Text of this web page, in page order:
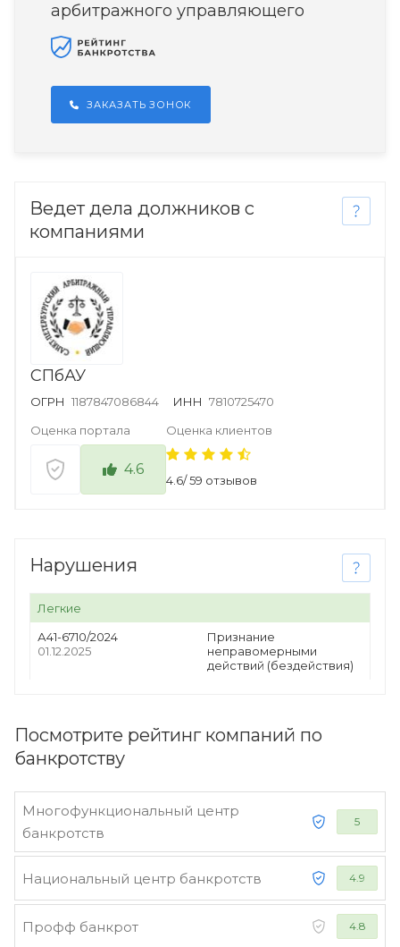
арбитражного управляющего
ЗАКАЗАТЬ ЗОНОК
Ведет дела должников с
компаниями
СПбАУ
ОГРН 1187847086844 ИНН 7810725470
Оценка портала
4.6
Оценка клиентов
4.6/59 отзывов
Нарушения
Легкие
А41-6710/2024
01.12.2025
Признание
неправомерными
действий (бездействия)
Посмотрите рейтинг компаний по
банкротству
Многофункциональный центр
банкротств
5
Национальный центр банкротств 4.9
Профф банкрот 4.8